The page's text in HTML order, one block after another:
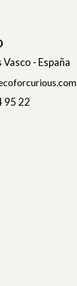
- España
95 22